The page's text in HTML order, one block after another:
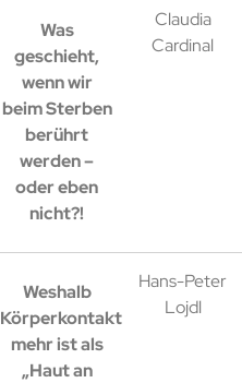
Was
geschieht,
wenn wir
beim Sterben
berührt
werden –
oder eben
nicht?!
Claudia
Cardinal
Weshalb
Körperkontakt
mehr ist als
„Haut an
Hans-Peter
Lojdl